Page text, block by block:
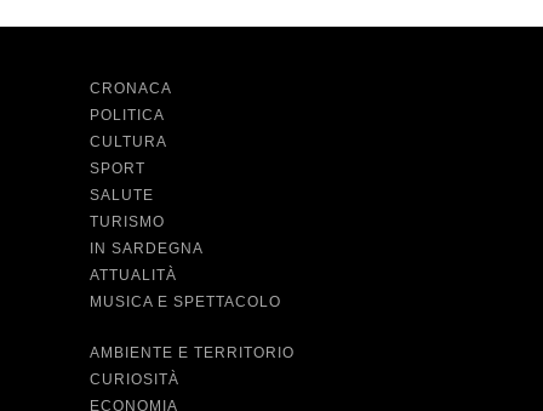
CRONACA
POLITICA
CULTURA
SPORT
SALUTE
TURISMO
IN SARDEGNA
ATTUALITÀ
MUSICA E SPETTACOLO
AMBIENTE E TERRITORIO
CURIOSITÀ
ECONOMIA